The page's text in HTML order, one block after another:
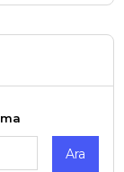
Ara